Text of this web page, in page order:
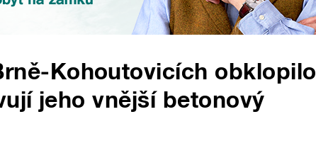
Kohoutovicích obklopilo
jeho vnější betonový